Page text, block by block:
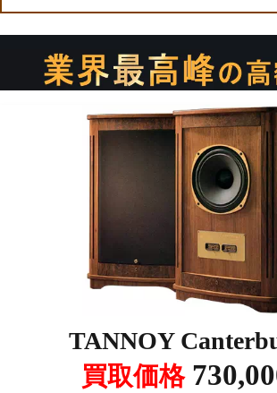
TANNOY
買取価格